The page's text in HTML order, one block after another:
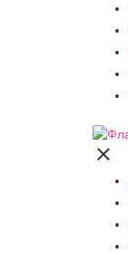
